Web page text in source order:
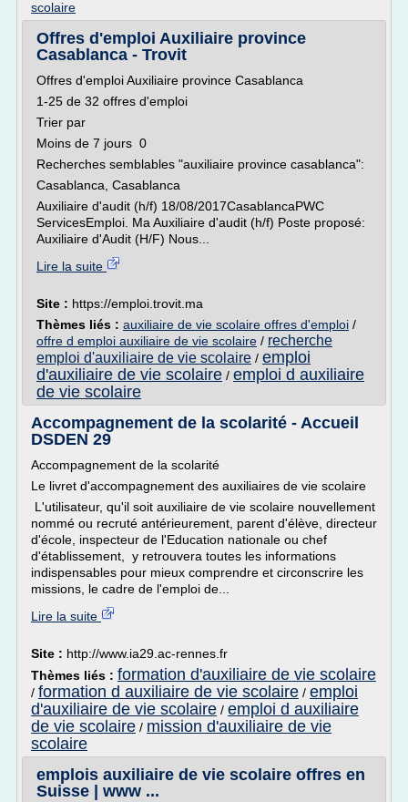
scolaire
Offres d'emploi Auxiliaire province
Casablanca - Trovit
Offres d'emploi Auxiliaire province Casablanca
1-25 de 32 offres d'emploi
Trier par
Moins de 7 jours 0
Recherches semblables "auxiliaire province casablanca":
Casablanca, Casablanca
Auxiliaire d'audit (h/f) 18/08/2017CasablancaPWC
ServicesEmploi. Ma Auxiliaire d'audit (h/f) Poste proposé:
Auxiliaire d'Audit (H/F) Nous...
Lire la suite
Site : https://emploi.trovit.ma
Thèmes liés : auxiliaire de vie scolaire offres d'emploi /
offre d emploi auxiliaire de vie scolaire / recherche
emploi d'auxiliaire de vie scolaire / emploi
d'auxiliaire de vie scolaire / emploi d auxiliaire
de vie scolaire
Accompagnement de la scolarité - Accueil
DSDEN 29
Accompagnement de la scolarité
Le livret d'accompagnement des auxiliaires de vie scolaire
L'utilisateur, qu'il soit auxiliaire de vie scolaire nouvellement
nommé ou recruté antérieurement, parent d'élève, directeur
d'école, inspecteur de l'Education nationale ou chef
d'établissement, y retrouvera toutes les informations
indispensables pour mieux comprendre et circonscrire les
missions, le cadre de l'emploi de...
Lire la suite
Site : http://www.ia29.ac-rennes.fr
Thèmes liés : formation d'auxiliaire de vie scolaire
/ formation d auxiliaire de vie scolaire / emploi
d'auxiliaire de vie scolaire / emploi d auxiliaire
de vie scolaire / mission d'auxiliaire de vie
scolaire
emplois auxiliaire de vie scolaire offres en
Suisse | www ...